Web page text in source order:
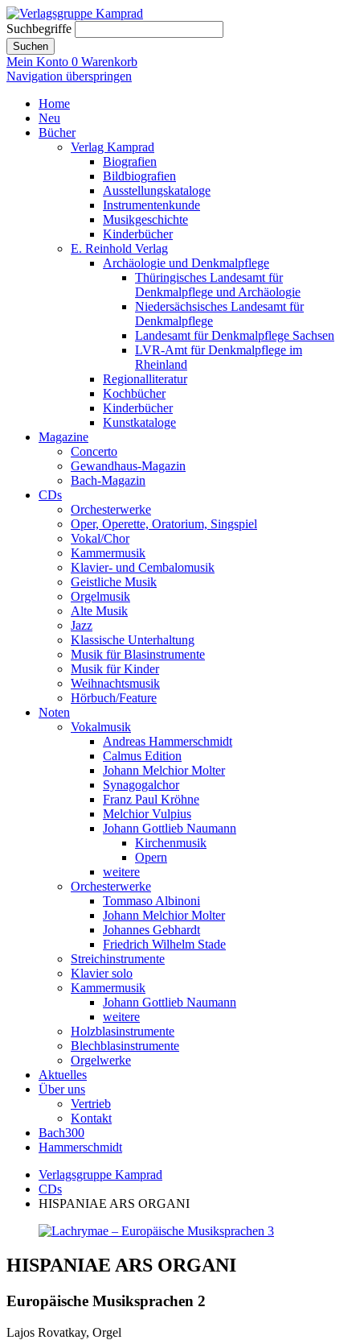
Suchbegriffe
Suchen
Mein Konto 0 Warenkorb
Navigation überspringen
Home
Neu
Bücher
Verlag Kamprad
Biografien
Bildbiografien
Ausstellungskataloge
Instrumentenkunde
Musikgeschichte
Kinderbücher
E. Reinhold Verlag
Archäologie und Denkmalpflege
Thüringisches Landesamt für
Denkmalpflege und Archäologie
Niedersächsisches Landesamt für
Denkmalpflege
Landesamt für Denkmalpflege Sachsen
LVR-Amt für Denkmalpflege im
Rheinland
Regionalliteratur
Kochbücher
Kinderbücher
Kunstkataloge
Magazine
Concerto
Gewandhaus-Magazin
Bach-Magazin
CDs
Orchesterwerke
Oper, Operette, Oratorium, Singspiel
Vokal/Chor
Kammermusik
Klavier- und Cembalomusik
Geistliche Musik
Orgelmusik
Alte Musik
Jazz
Klassische Unterhaltung
Musik für Blasinstrumente
Musik für Kinder
Weihnachtsmusik
Hörbuch/Feature
Noten
Vokalmusik
Andreas Hammerschmidt
Calmus Edition
Johann Melchior Molter
Synagogalchor
Franz Paul Kröhne
Melchior Vulpius
Johann Gottlieb Naumann
Kirchenmusik
Opern
weitere
Orchesterwerke
Tommaso Albinoni
Johann Melchior Molter
Johannes Gebhardt
Friedrich Wilhelm Stade
Streichinstrumente
Klavier solo
Kammermusik
Johann Gottlieb Naumann
weitere
Holzblasinstrumente
Blechblasinstrumente
Orgelwerke
Aktuelles
Über uns
Vertrieb
Kontakt
Bach300
Hammerschmidt
Verlagsgruppe Kamprad
CDs
HISPANIAE ARS ORGANI
HISPANIAE ARS ORGANI
Europäische Musiksprachen 2
Lajos Rovatkay, Orgel